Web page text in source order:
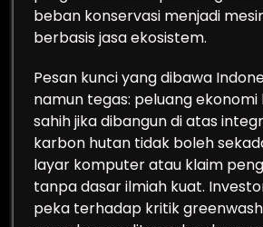
beban konservasi menjadi
berbasis jasa ekosistem.
Pesan kunci yang dibawa
namun tegas: peluang ekonomi
sahih jika dibangun di atas
karbon hutan tidak boleh
layar komputer atau klaim
tanpa dasar ilmiah kuat.
peka terhadap kritik